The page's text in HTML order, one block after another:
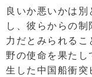
良いか悪いかは
し、彼らからの
力だとみられる
野の使命を果た
生した中国船衝